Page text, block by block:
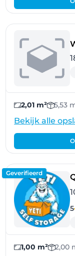
2,01 m² 5,53
Bekijk alle
Geverifieerd
5
1,00 m² 2,00